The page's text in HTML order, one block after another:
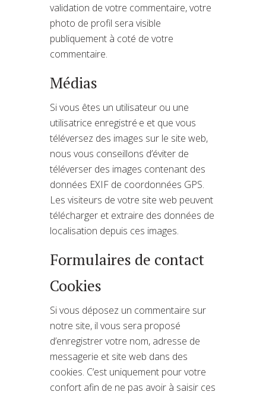
validation de votre commentaire, votre
photo de profil sera visible
publiquement à coté de votre
commentaire.
Médias
Si vous êtes un utilisateur ou une
utilisatrice enregistré·e et que vous
téléversez des images sur le site web,
nous vous conseillons d’éviter de
téléverser des images contenant des
données EXIF de coordonnées GPS.
Les visiteurs de votre site web peuvent
télécharger et extraire des données de
localisation depuis ces images.
Formulaires de contact
Cookies
Si vous déposez un commentaire sur
notre site, il vous sera proposé
d’enregistrer votre nom, adresse de
messagerie et site web dans des
cookies. C’est uniquement pour votre
confort afin de ne pas avoir à saisir ces